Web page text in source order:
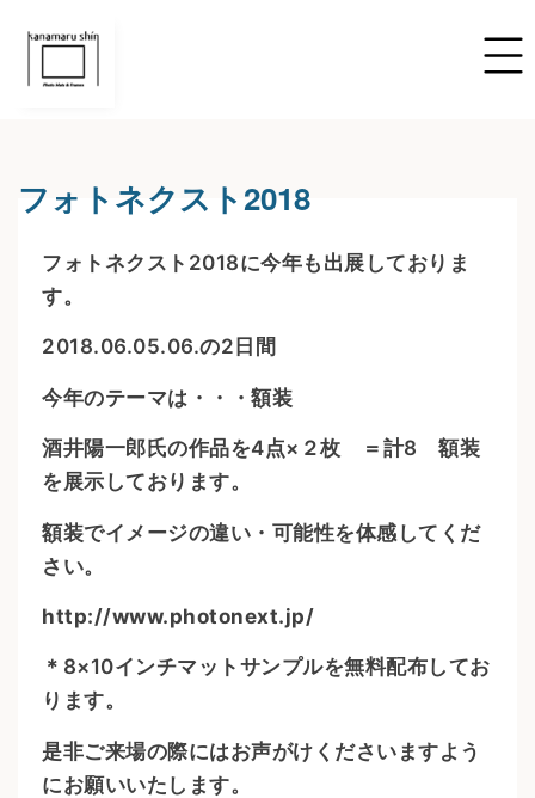
フォトネクスト2018
フォトネクスト2018に今年も出展しておりま
す。
2018.06.05.06.の2日間
今年のテーマは・・・額装
酒井陽一郎氏の作品を4点×２枚 ＝計8 額装
を展示しております。
額装でイメージの違い・可能性を体感してくだ
さい。
http://www.photonext.jp/
＊8×10インチマットサンプルを無料配布してお
ります。
是非ご来場の際にはお声がけくださいますよう
にお願いいたします。